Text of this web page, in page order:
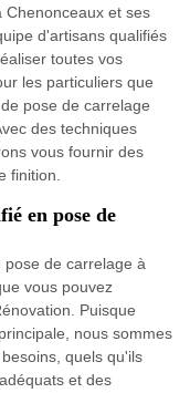
Chenonceaux et ses
d'artisans qualifiés
toutes vos
les particuliers que
pose de carrelage
des techniques
vous fournir des
finition.
en pose de
de carrelage à
vous pouvez
Puisque
nous sommes
quels qu'ils
et des